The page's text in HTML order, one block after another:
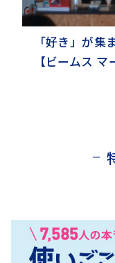
「好き」が集
【ビームス